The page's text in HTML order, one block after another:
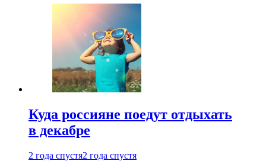
Куда россияне поедут отдыхать
в декабре
2 года спустя2 года спустя